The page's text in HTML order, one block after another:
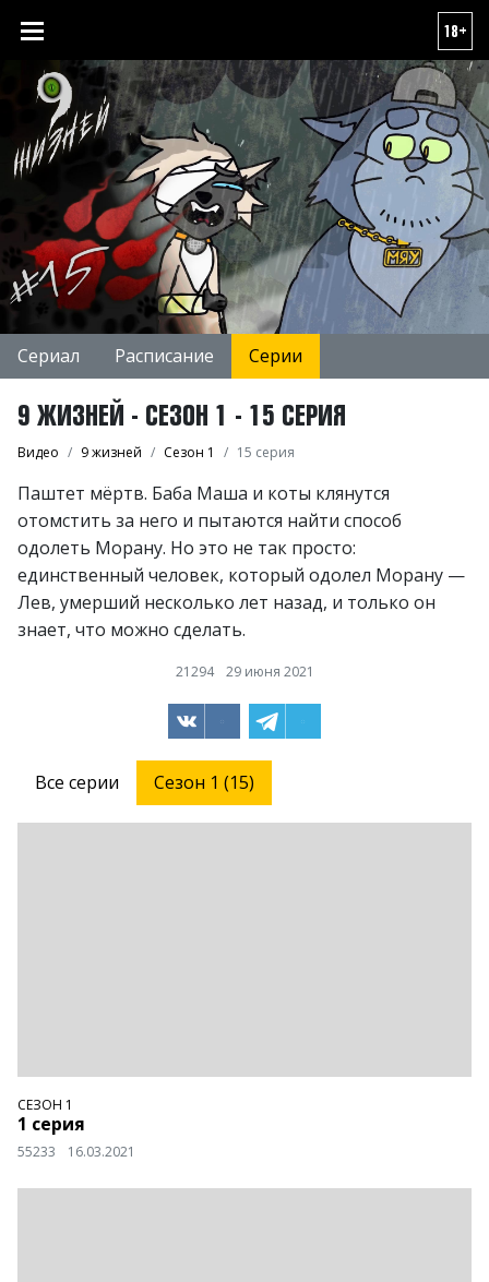
18+
Сериал Расписание Серии
9 ЖИЗНЕЙ - СЕЗОН 1 - 15 СЕРИЯ
Видео 9 жизней Сезон 1 15 серия
Паштет мёртв. Баба Маша и коты клянутся
отомстить за него и пытаются найти способ
одолеть Морану. Но это не так просто:
единственный человек, который одолел Морану —
Лев, умерший несколько лет назад, и только он
знает, что можно сделать.
21294 29 июня 2021
Все серии Сезон 1 (15)
СЕЗОН 1
1 серия
55233 16.03.2021